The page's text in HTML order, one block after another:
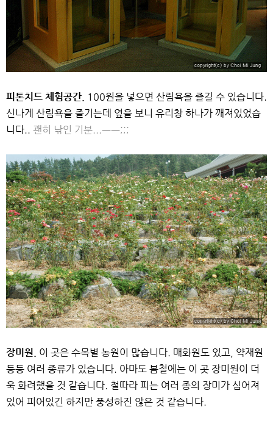
피톤치드 체험공간. 100원을 넣으면 산림욕을 즐길 수 있습니다.
신나게 산림욕을 즐기는데 옆을 보니 유리창 하나가 깨져있었습
니다.. 괜히 낚인 기분...ㅡㅡ;;;
장미원. 이 곳은 수목별 농원이 많습니다. 매화원도 있고, 약재원
등등 여러 종류가 있습니다. 아마도 봄철에는 이 곳 장미원이 더
욱 화려했을 것 같습니다. 철따라 피는 여러 종의 장미가 심어져
있어 피어있긴 하지만 풍성하진 않은 것 같습니다.